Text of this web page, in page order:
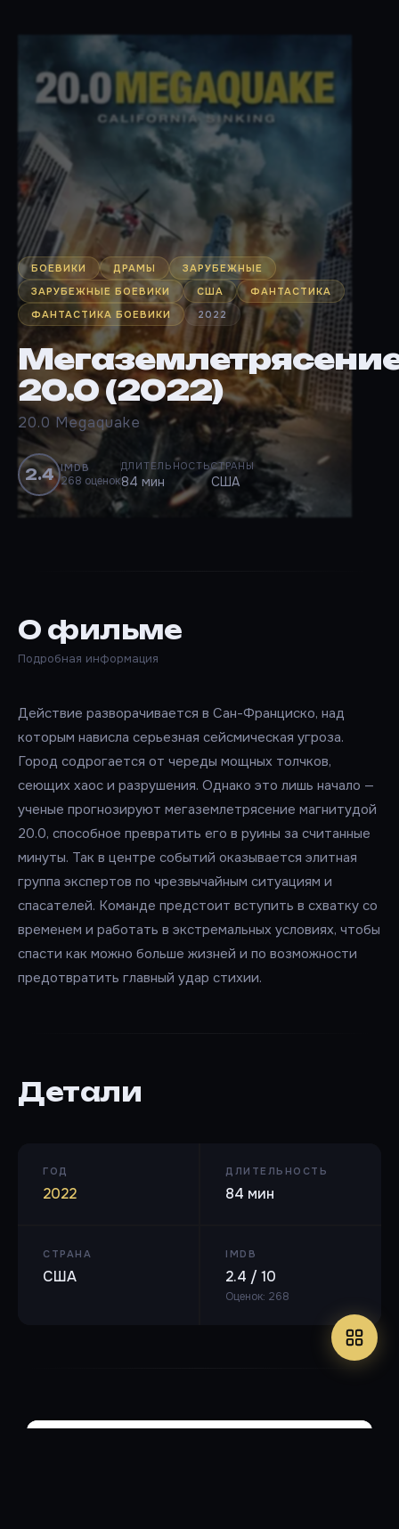
БОЕВИКИ ДРАМЫ
ЗАРУБЕЖНЫЕ
ЗАРУБЕЖНЫЕ БОЕВИКИ
США
ФАНТАСТИКА
ФАНТАСТИКА БОЕВИКИ
2022
20.0 (2022)
20.0 Megaquake
2.4 IMDB
268 оценок
ДЛИТЕЛЬНОСТЬ
84 мин
СТРАНЫ
США
О фильме
Подробная информация
Действие разворачивается в Сан-Франциско, над
которым нависла серьезная сейсмическая угроза.
Город содрогается от череды мощных толчков,
сеющих хаос и разрушения. Однако это лишь начало —
ученые прогнозируют мегаземлетрясение магнитудой
20.0, способное превратить его в руины за считанные
минуты. Так в центре событий оказывается элитная
группа экспертов по чрезвычайным ситуациям и
спасателей. Команде предстоит вступить в схватку со
временем и работать в экстремальных условиях, чтобы
спасти как можно больше жизней и по возможности
предотвратить главный удар стихии.
Детали
ГОД
2022
ДЛИТЕЛЬНОСТЬ
84 мин
СТРАНА
США
IMDB
2.4 / 10
Оценок: 268